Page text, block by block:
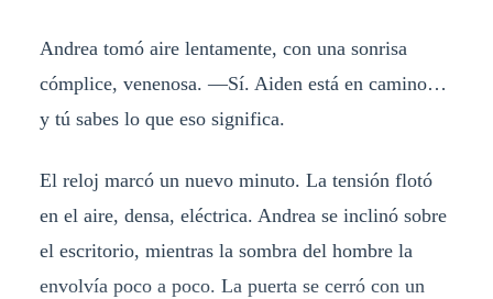
Andrea tomó aire lentamente, con una sonrisa
cómplice, venenosa. —Sí. Aiden está en camino…
y tú sabes lo que eso significa.
El reloj marcó un nuevo minuto. La tensión flotó
en el aire, densa, eléctrica. Andrea se inclinó sobre
el escritorio, mientras la sombra del hombre la
envolvía poco a poco. La puerta se cerró con un